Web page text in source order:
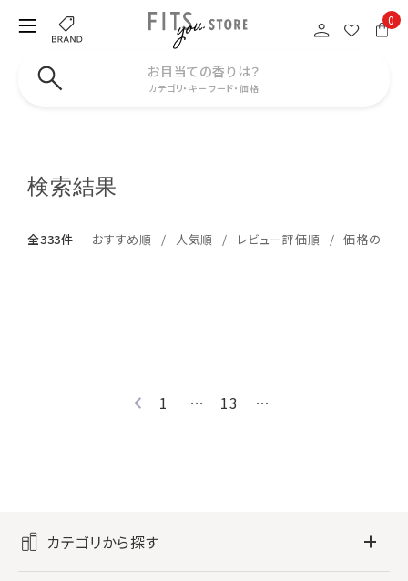
0
お目当ての香りは？
カテゴリ・キーワード・価格
検索結果
全333件 おすすめ順 人気順 レビュー評価順 価格の安
1 … 13 …
カテゴリから探す